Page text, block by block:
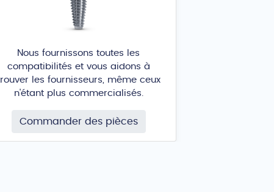
Nous fournissons toutes les
compatibilités et vous aidons à
les fournisseurs, même ceux
n'étant plus commercialisés.
Commander des pièces